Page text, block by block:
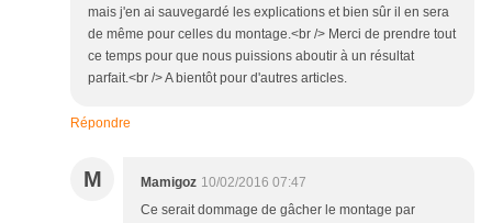
mais j'en ai sauvegardé les explications et bien sûr il en sera
de même pour celles du montage.<br /> Merci de prendre tout
ce temps pour que nous puissions aboutir à un résultat
parfait.<br /> A bientôt pour d'autres articles.
Répondre
M Mamigoz 10/02/2016 07:47
Ce serait dommage de gâcher le montage par